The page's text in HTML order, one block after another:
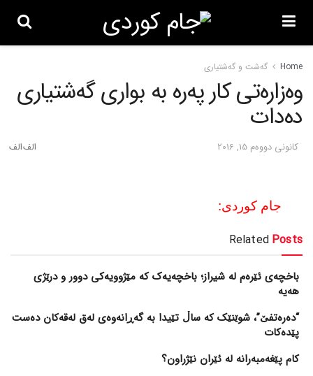
Home گه‌شت و گه‌شتیاری
وه‌زاره‌تی کار په‌ره‌ به‌ بواری گه‌شتیاری
ده‌دات
كانونی دووه‌م 15, 2016
جام کوردی:
Related Posts
باخچەی ئێرەم لە شیراز؛ باخچەیەک کە مێژوویەکی دوور و درێژی
هەیە
“دەرەتفێ”، شوێنێک کە ساڵ تێیدا بە گەڕانەوەی لەق لەقەکان دەست
پێدەکات
کام پێغەمبەرانە لە ئێران نێژراون؟